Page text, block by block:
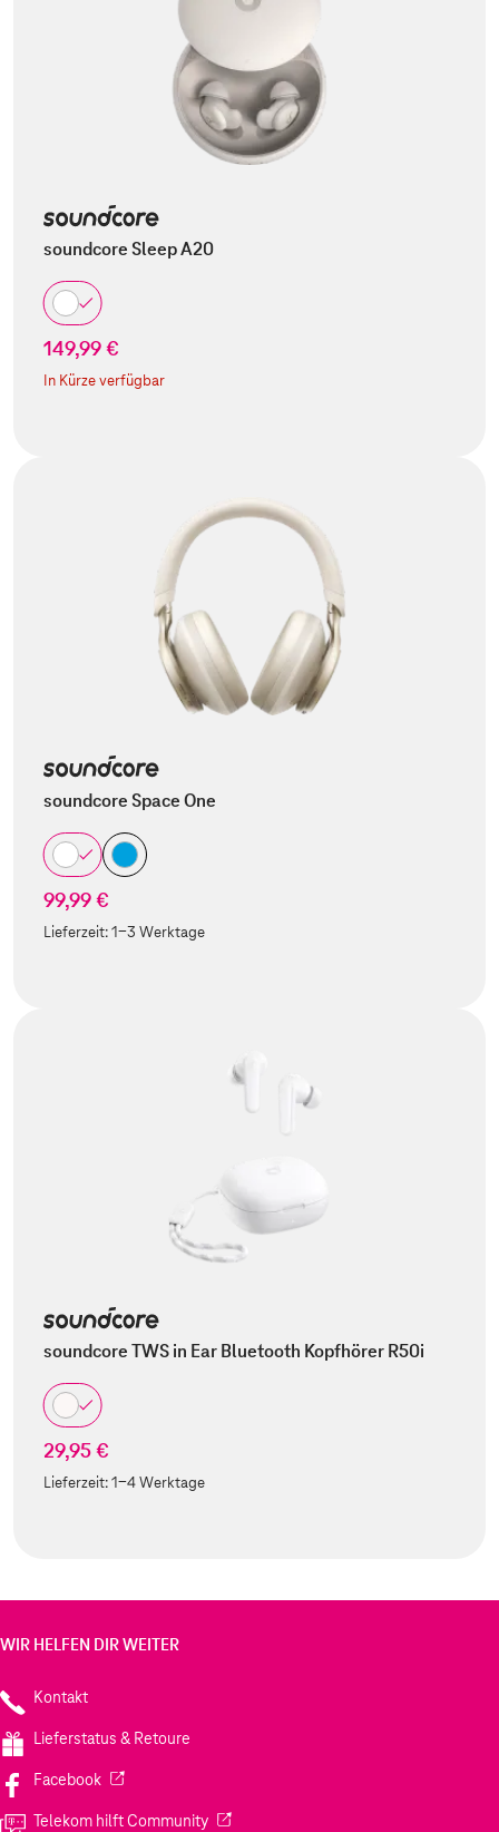
soundcore Sleep A20
149,99 €
In Kürze verfügbar
soundcore Space One
99,99 €
Lieferzeit:1-3 Werktage
soundcore TWS in Ear Bluetooth Kopfhörer R50i
29,95 €
Lieferzeit:1-4 Werktage
WIR HELFEN DIR WEITER
Kontakt
Lieferstatus & Retoure
Facebook(Wird in einem neuen Tab geöffnet)
Telekom hilft Community(Wird in einem neuen Tab geöffnet)